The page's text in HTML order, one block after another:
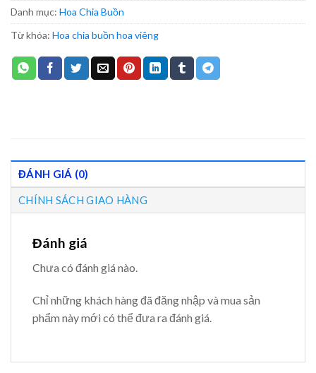
Danh mục: Hoa Chia Buồn
Từ khóa: Hoa chia buồn hoa viêng
ĐÁNH GIÁ (0)
CHÍNH SÁCH GIAO HÀNG
Đánh giá
Chưa có đánh giá nào.
Chỉ những khách hàng đã đăng nhập và mua sản
phẩm này mới có thể đưa ra đánh giá.